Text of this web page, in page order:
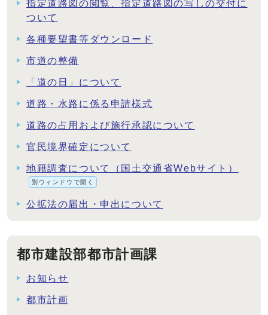
指定道路図の閲覧、指定道路図の写しの交付に
ついて
各種要望書等ダウンロード
市道の整備
「道の日」について
道路・水路に係る申請様式
道路の占用および施行承認について
官民境界確定について
地籍調査について（国土交通省Webサイト）
別ウィンドウで開く
公拡法の届出・申出について
都市建設部都市計画課
お知らせ
都市計画